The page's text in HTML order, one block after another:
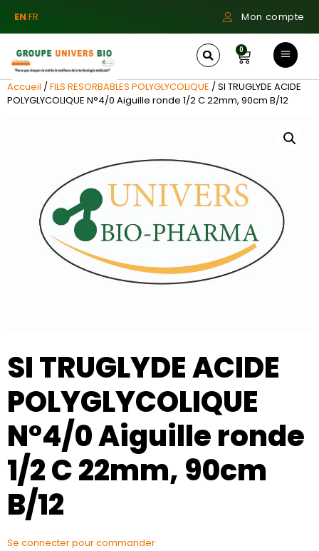
ENFR Mon compte
0
Accueil /FILS RESORBABLES POLYGLYCOLIQUE / SI TRUGLYDE ACIDE
POLYGLYCOLIQUE N°4/0 Aiguille ronde 1/2 C 22mm, 90cm B/12
SI TRUGLYDE ACIDE
POLYGLYCOLIQUE
N°4/0 Aiguille ronde
1/2 C 22mm, 90cm
B/12
Se connecter pour commander